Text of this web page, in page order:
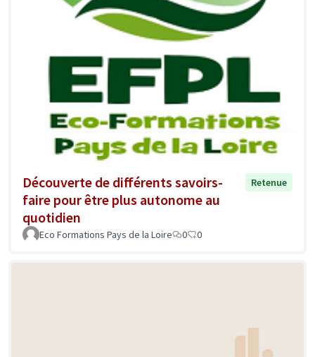
Découverte de différents savoirs-
faire pour être plus autonome au
quotidien
Retenue
Eco Formations Pays de la Loire 0 0